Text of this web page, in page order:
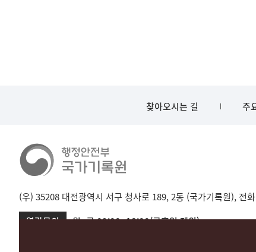
찾아오시는 길 주
(우) 35208 대전광역시 서구 청사로 189, 2동 (국가기록원), 전
열람문의
월~금 09:00~18:00(공휴일 제외)